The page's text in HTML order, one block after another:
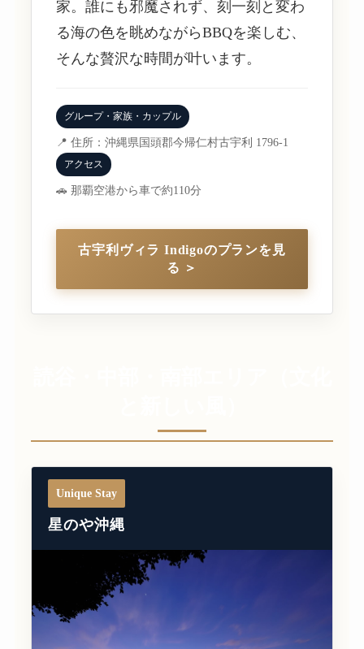
家。誰にも邪魔されず、刻一刻と変わ
る海の色を眺めながらBBQを楽しむ、
そんな贅沢な時間が叶います。
グループ・家族・カップル
📍 住所：沖縄県国頭郡今帰仁村古宇利 1796-1
アクセス
🚗 那覇空港から車で約110分
古宇利ヴィラ Indigoのプランを見
る ＞
Unique Stay
星のや沖縄